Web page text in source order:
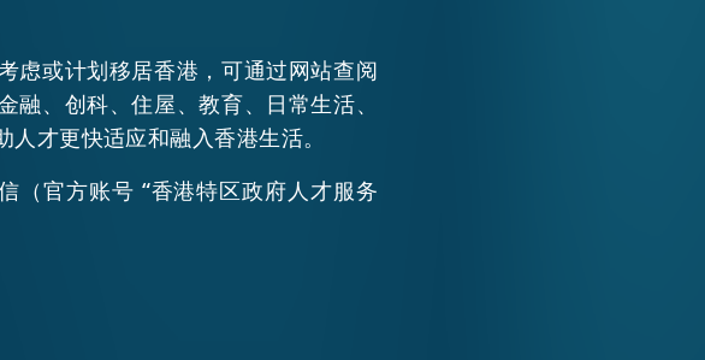
虑或计划移居香港，可通过网站查阅
、创科、住屋、教育、日常生活、
才更快适应和融入香港生活。
信（官方账号 “香港特区政府人才服务